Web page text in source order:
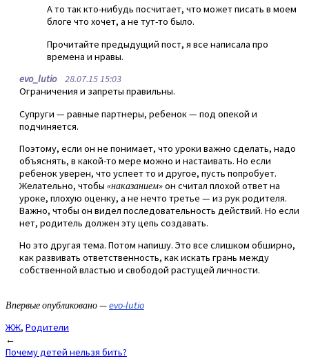
А то так кто-нибудь посчитает, что может писать в моем
блоге что хочет, а не тут-то было.
Прочитайте предыдущий пост, я все написала про
времена и нравы.
evo_lutio28.07.15 15:03
Ограничения и запреты правильны.
Супруги — равные партнеры, ребенок — под опекой и
подчиняется.
Поэтому, если он не понимает, что уроки важно сделать, надо
объяснять, в какой-то мере можно и настаивать. Но если
ребенок уверен, что успеет то и другое, пусть попробует.
Желательно, чтобы «наказанием»он считал плохой ответ на
уроке, плохую оценку, а не нечто третье — из рук родителя.
Важно, чтобы он видел последовательность действий. Но если
нет, родитель должен эту цепь создавать.
Но это другая тема. Потом напишу. Это все слишком обширно,
как развивать ответственность, как искать грань между
собственной властью и свободой растущей личности.
Впервые опубликовано —evo-lutio
ЖЖ, Родители
Post
←
Почему детей нельзя бить?